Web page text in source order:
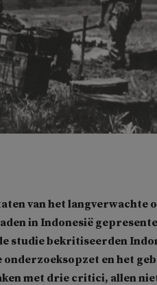
van het langverwachte
in Indonesië
studie bekritiseerden
en het
met drie critici, allen